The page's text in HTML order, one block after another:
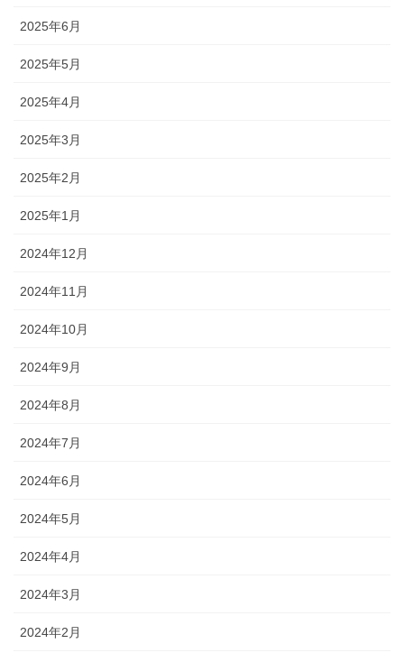
2025年6月
2025年5月
2025年4月
2025年3月
2025年2月
2025年1月
2024年12月
2024年11月
2024年10月
2024年9月
2024年8月
2024年7月
2024年6月
2024年5月
2024年4月
2024年3月
2024年2月